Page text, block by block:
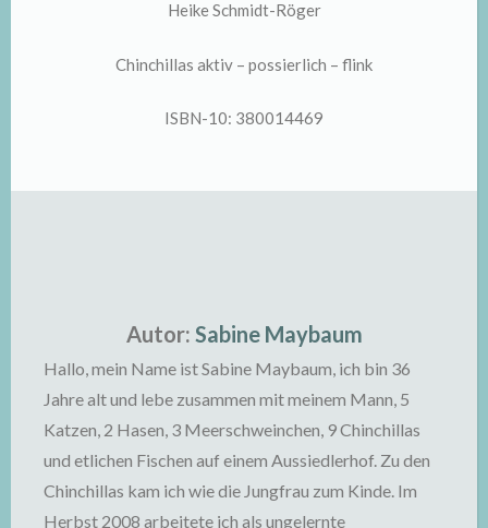
Heike Schmidt-Röger
Chinchillas aktiv – possierlich – flink
ISBN-10: 380014469
Autor: Sabine Maybaum
Hallo, mein Name ist Sabine Maybaum, ich bin 36
Jahre alt und lebe zusammen mit meinem Mann, 5
Katzen, 2 Hasen, 3 Meerschweinchen, 9 Chinchillas
und etlichen Fischen auf einem Aussiedlerhof. Zu den
Chinchillas kam ich wie die Jungfrau zum Kinde. Im
Herbst 2008 arbeitete ich als ungelernte